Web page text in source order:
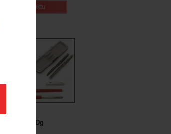
detail produktu
Sada per Dg